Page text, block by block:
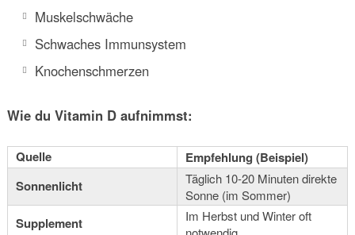
Muskelschwäche
Schwaches Immunsystem
Knochenschmerzen
Wie du Vitamin D aufnimmst:
Quelle
Empfehlung (Beispiel)
Sonnenlicht
Täglich 10-20 Minuten direkte
Sonne (im Sommer)
Supplement
Im Herbst und Winter oft